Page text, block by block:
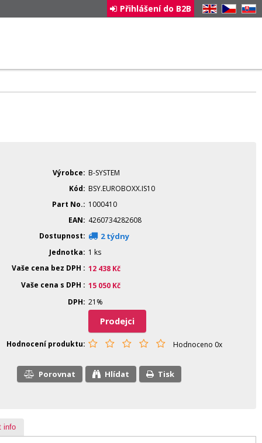
EN CZ SK
Přihlášení do B2B
Výrobce
B-SYSTEM
Kód
BSY.EUROBOXX.IS10
Part No.
1000410
EAN
4260734282608
Dostupnost
2 týdny
Jednotka
1 ks
Vaše cena bez DPH
12 438 Kč
Vaše cena s DPH
15 050 Kč
DPH 21%
Prodejci
Hodnocení produktu Hodnoceno 0x
Porovnat Hlídat Tisk
info